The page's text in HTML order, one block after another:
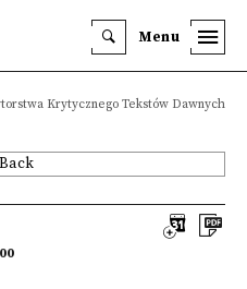
Menu
Krytycznego Tekstów Dawnych
Back